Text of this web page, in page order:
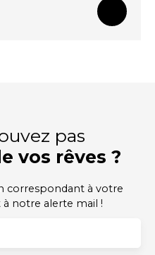
au 4e etage sur 5 de
pas
vos rêves ?
correspondant à votre
notre alerte mail !